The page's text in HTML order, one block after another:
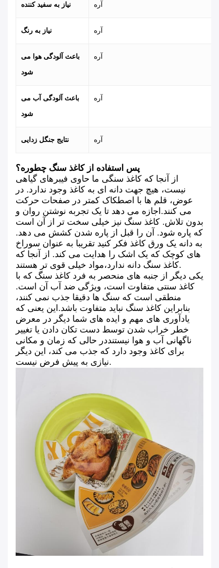
نیاز به سفید کننده آره
نیاز به رنگ آره
باعث آلودگی هوا می
شود
آره
باعث آلودگی آب می
شود
آره
نتایج جنگل زدایی آره
پس استفاده از کاغذ سنگ چطوره؟
از آنجا که کاغذ سنگی ما حاوی فیبرهای گیاهی
نیست، هیچ جهت دانه ای به کاغذ وجود ندارد. در
عوض، قلم ها با اصطکاک کمتر در صفحات حرکت
می کنند.اجازه می دهد تا یک تجربه نوشتن روان و
بدون تلاش. کاغذ سنگ نیز خیلی سخت تر از آن است
که پاره شود. آن را قبل از پاره شدن کشش می دهد.
به دانه یک ورق کاغذ فکر کنید تقریبا به عنوان سوراخ
های کوچک که یک اشک را هدایت می کند. از آنجا که
کاغذ سنگ دانه ندارد،مواد خیلی قوی تر هستند.
یکی دیگر از جنبه های منحصر به فرد کاغذ سنگ که با
کاغذ سنتی متفاوت است، ویژگی ضد آب آن است.
منطقی است که سنگ ها دقیقا جذب نمی کنند،
بنابراین کاغذ سنگ نباید متفاوت باشد.این یعنی که
یادآوری های مهم و ایده های شما دیگر در معرض
خطر خراب شدن توسط دست تکان دادن یا تغییر
ناگهانی آب و هوا نیستنددر حالی که زمان و مکانی
برای کاغذ وجود دارد که جذب می کند، این دیگر
نیازی به پیش فرض نیست.